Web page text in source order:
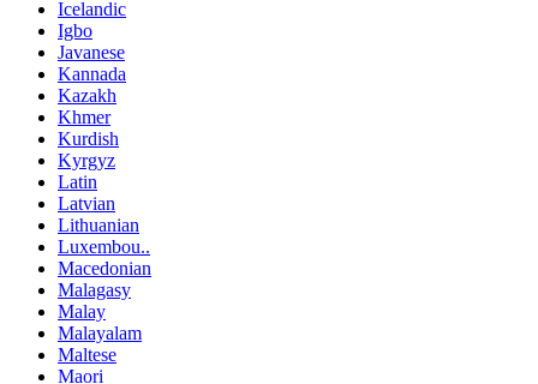
Icelandic
Igbo
Javanese
Kannada
Kazakh
Khmer
Kurdish
Kyrgyz
Latin
Latvian
Lithuanian
Luxembou..
Macedonian
Malagasy
Malay
Malayalam
Maltese
Maori